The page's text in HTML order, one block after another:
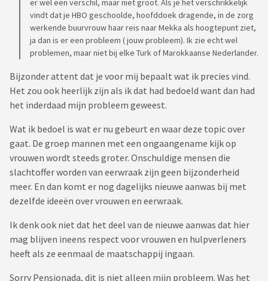
er wel een verschil, maar niet groot. Als je het verschrikkelijk
vindt dat je HBO geschoolde, hoofddoek dragende, in de zorg
werkende buurvrouw haar reis naar Mekka als hoogtepunt ziet,
ja dan is er een probleem ( jouw probleem). Ik zie echt wel
problemen, maar niet bij elke Turk of Marokkaanse Nederlander.
Bijzonder attent dat je voor mij bepaalt wat ik precies vind.
Het zou ook heerlijk zijn als ik dat had bedoeld want dan had
het inderdaad mijn probleem geweest.
Wat ik bedoel is wat er nu gebeurt en waar deze topic over
gaat. De groep mannen met een ongaangename kijk op
vrouwen wordt steeds groter. Onschuldige mensen die
slachtoffer worden van eerwraak zijn geen bijzonderheid
meer. En dan komt er nog dagelijks nieuwe aanwas bij met
dezelfde ideeën over vrouwen en eerwraak.
Ik denk ook niet dat het deel van de nieuwe aanwas dat hier
mag blijven ineens respect voor vrouwen en hulpverleners
heeft als ze eenmaal de maatschappij ingaan.
Sorry Pensionada, dit is niet alleen mijn probleem. Was het